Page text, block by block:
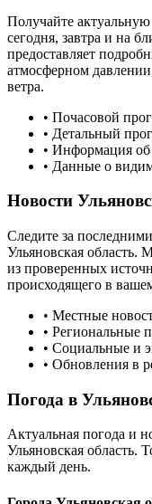
Получайте
сегодня, завтра и на
предоставляет
атмосферном
ветра.
• Почасовой
• Детальный
• Информация об
• Данные о
Новости
Следите за
Ульяновская область.
из проверенных
происходящего в
• Местные
• Региональные
• Социальные и
• Обновления в
Погода в
Актуальная погода и
Ульяновская область.
каждый день.